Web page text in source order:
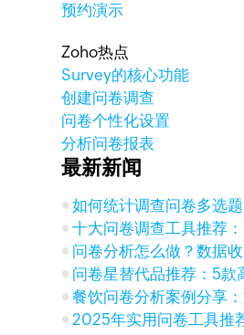
预约演示
Zoho热点
Survey的核心功能
创建问卷调查
问卷个性化设置
分析问卷报表
最新新闻
如何统计调查问卷多选
十大问卷调查工具推荐
问卷分析怎么做？数据
问卷星替代品推荐：5款
餐饮问卷分析案例分享
2025年实用问卷工具推